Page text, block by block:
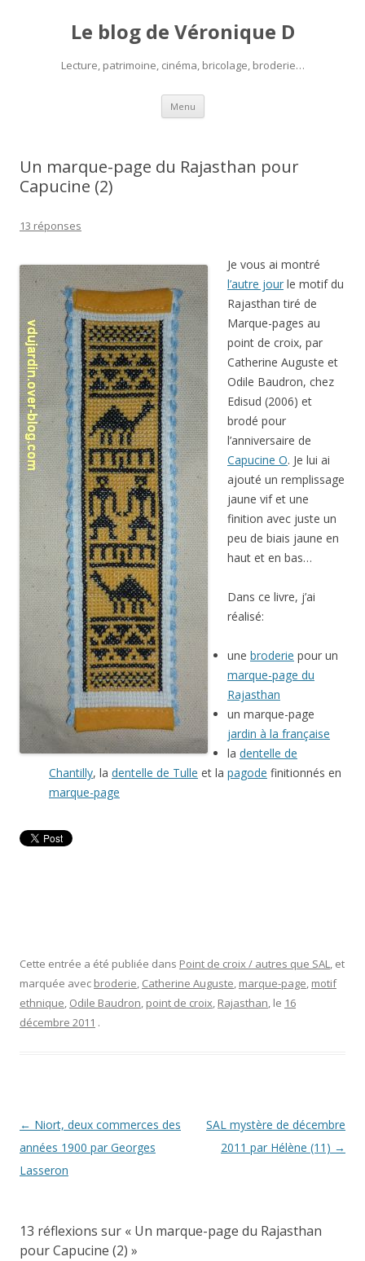
Le blog de Véronique D
Lecture, patrimoine, cinéma, bricolage, broderie…
Menu Aller
contenu
Un marque-page du Rajasthan pour
Capucine (2)
13 réponses
Je vous ai montré
l’autre jour le motif du
Rajasthan tiré de
Marque-pages au
point de croix, par
Catherine Auguste et
Odile Baudron, chez
Edisud (2006) et
brodé pour
l’anniversaire de
Capucine O. Je lui ai
ajouté un remplissage
jaune vif et une
finition avec juste un
peu de biais jaune en
haut et en bas…
Dans ce livre, j’ai
réalisé:
une broderie pour un
marque-page du
Rajasthan
un marque-page
jardin à la française
la dentelle de
Chantilly, la dentelle de Tulle et la pagode finitionnés en
marque-page
Cette entrée a été publiée dans Point de croix / autres que SAL, et
marquée avec broderie, Catherine Auguste, marque-page, motif
ethnique, Odile Baudron, point de croix, Rajasthan, le 16
décembre 2011 .
Navigation
des
articles
← Niort, deux commerces des
années 1900 par Georges
Lasseron
SAL mystère de décembre
2011 par Hélène (11) →
13 réflexions sur « Un marque-page du Rajasthan
pour Capucine (2) »